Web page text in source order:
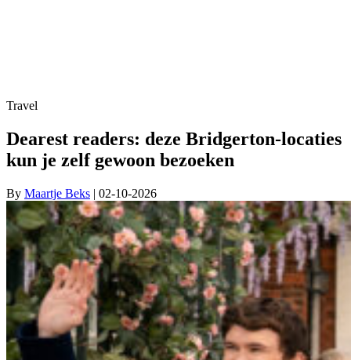
Travel
Dearest readers: deze Bridgerton-locaties
kun je zelf gewoon bezoeken
By Maartje Beks | 02-10-2026